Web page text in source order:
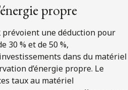
propre
prévoient une déduction pour
30 % et de 50 %,
dans du matériel
d’énergie propre. Le
taux au matériel